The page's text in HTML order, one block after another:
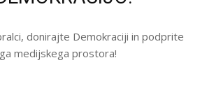
donirajte Demokraciji in podprite
medijskega prostora!